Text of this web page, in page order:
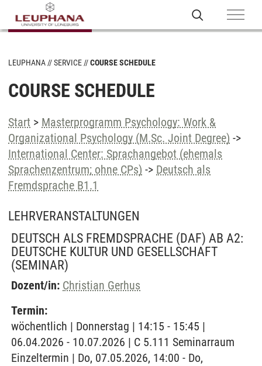
LEUPHANA SERVICE COURSE SCHEDULE
COURSE SCHEDULE
Start > Masterprogramm Psychology: Work &
Organizational Psychology (M.Sc. Joint Degree) ->
International Center: Sprachangebot (ehemals
Sprachenzentrum; ohne CPs) -> Deutsch als
Fremdsprache B1.1
LEHRVERANSTALTUNGEN
DEUTSCH ALS FREMDSPRACHE (DAF) AB A2:
DEUTSCHE KULTUR UND GESELLSCHAFT
(SEMINAR)
Dozent/in: Christian Gerhus
Termin:
wöchentlich | Donnerstag | 14:15 - 15:45 |
06.04.2026 - 10.07.2026 | C 5.111 Seminarraum
Einzeltermin | Do, 07.05.2026, 14:00 - Do,